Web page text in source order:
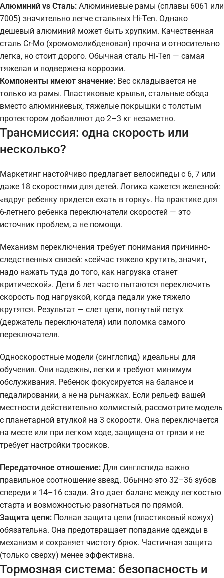
Алюминий vs Сталь: Алюминиевые рамы (сплавы 6061 или
7005) значительно легче стальных Hi-Ten. Однако
дешевый алюминий может быть хрупким. Качественная
сталь Cr-Mo (хромомолибденовая) прочна и относительно
легка, но стоит дорого. Обычная сталь Hi-Ten — самая
тяжелая и подвержена коррозии.
Компоненты имеют значение: Вес складывается не
только из рамы. Пластиковые крылья, стальные обода
вместо алюминиевых, тяжелые покрышки с толстым
протектором добавляют до 2–3 кг незаметно.
Трансмиссия: одна скорость или
несколько?
Маркетинг настойчиво предлагает велосипеды с 6, 7 или
даже 18 скоростями для детей. Логика кажется железной:
«вдруг ребенку придется ехать в горку». На практике для
6-летнего ребенка переключатели скоростей — это
источник проблем, а не помощи.
Механизм переключения требует понимания причинно-
следственных связей: «сейчас тяжело крутить, значит,
надо нажать туда до того, как нагрузка станет
критической». Дети 6 лет часто пытаются переключить
скорость под нагрузкой, когда педали уже тяжело
крутятся. Результат — слет цепи, погнутый петух
(держатель переключателя) или поломка самого
переключателя.
Односкоростные модели (синглспид) идеальны для
обучения. Они надежны, легки и требуют минимум
обслуживания. Ребенок фокусируется на балансе и
педалировании, а не на рычажках. Если рельеф вашей
местности действительно холмистый, рассмотрите модель
с планетарной втулкой на 3 скорости. Она переключается
на месте или при легком ходе, защищена от грязи и не
требует настройки тросиков.
Передаточное отношение: Для синглспида важно
правильное соотношение звезд. Обычно это 32–36 зубов
спереди и 14–16 сзади. Это дает баланс между легкостью
старта и возможностью разогнаться по прямой.
Защита цепи: Полная защита цепи (пластиковый кожух)
обязательна. Она предотвращает попадание одежды в
механизм и сохраняет чистоту брюк. Частичная защита
(только сверху) менее эффективна.
Тормозная система: безопасность и